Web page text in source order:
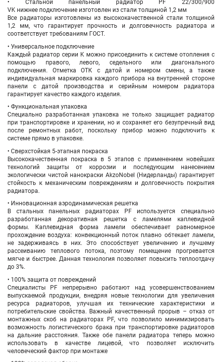
• Стальной панельный радиатор PF 22/300/900
VK нижнее подключение изготовлен из стали толщиной 1,2 мм
Все радиаторы изготовлены из высококачественной стали толщиной
1,2 мм, что гарантирует прочность и долговечность радиатора и
соответствует требованиям ГОСТ.
• Универсальное подключение
Каждый радиатор серии K можно присоединить к системе отопления с
помощью правого, левого, седельного или диагонального
подключения. Отметка ОТК с датой и номером смены, а также
индивидуальная маркировка каждого прибора на внутренней стороне
панели с датой производства и серийным номером радиатора
гарантирует качество каждого изделия.
• Функциональная упаковка
Специально разработанная упаковка не только защищает радиатор
при транспортировке и хранении, но и сохраняет его безупречный вид
после ремонтных работ, поскольку прибор можно подключить к
системе прямо в упаковке.
• Сверхстойкая 5-этапная покраска
Высококачественная покраска в 5 этапов с применением новейших
технологий защиты от коррозии и последующим нанесением
экологически чистой нанокраски AkzoNobel (Нидерланды) гарантирует
стойкость к механическим повреждениям и долговечность покрытия
радиатора.
• Инновационная аэродинамическая решетка
В стальных панельных радиаторах PF используется специально
разработанная декоративная решетка с ламелями каплевидной
формы. Каплевидная форма ламели обеспечивает равномерное
прохождение воздуха: конвекционный поток плавно обтекает ламели,
не задерживаясь в них. Это способствует увеличению и лучшему
рассеиванию теплового потока, поэтому помещение прогревается
мягче и быстрее. Данная технология позволяет повысить теплоотдачу
до 3%.
• 100% защита от повреждений
Специалисты PF непрерывно работают над усовершенствованием
выпускаемой продукции, внедряя новые технологии для увеличения
ресурса радиаторов, улучшая их технические характеристики и
потребительские свойства. Важный качественный прорыв – отказ от
монтажных скоб на радиаторах PF, что позволило минимизировать
возможность логистического брака при транспортировке радиаторов
на дальние расстояния. Также обе панели радиатора теперь можно
использовать в качестве лицевой, что позволяет исключить
человеческий фактор при монтаже